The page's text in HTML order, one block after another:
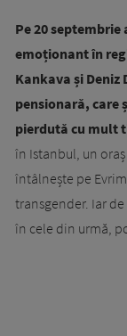
Pe 20
emoționant în
Kankava și Deniz
pensionară, care
pierdută cu mult
în Istanbul, un
întâlnește pe
transgender. Iar
în cele din urmă,